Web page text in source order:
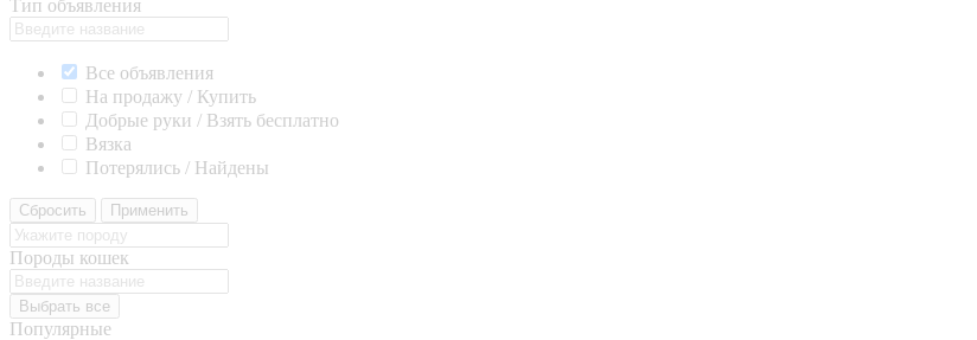
Тип объявления
Все объявления
На продажу / Купить
Добрые руки / Взять бесплатно
Вязка
Потерялись / Найдены
Сбросить Применить
Породы кошек
Выбрать все
Популярные